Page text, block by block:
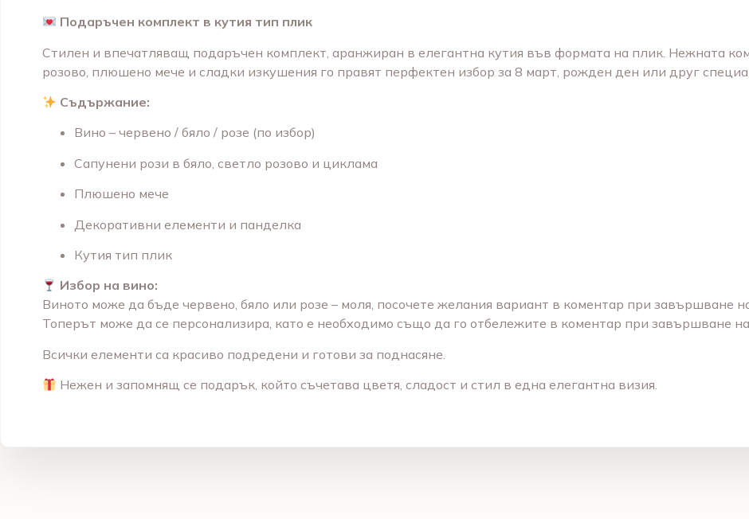
Подаръчен комплект в кутия тип плик
Стилен и впечатляващ подаръчен комплект, аранжиран в елегантна кутия във формата на плик. Нежната
розово, плюшено мече и сладки изкушения го правят перфектен избор за 8 март, рожден ден или друг
Съдържание:
Вино – червено / бяло / розе (по избор)
Сапунени рози в бяло, светло розово и циклама
Плюшено мече
Декоративни елементи и панделка
Кутия тип плик
Избор на вино:
Виното може да бъде червено, бяло или розе – моля, посочете желания вариант в коментар при завършване
Топерът може да се персонализира, като е необходимо също да го отбележите в коментар при завършване
Всички елементи са красиво подредени и готови за поднасяне.
Нежен и запомнящ се подарък, който съчетава цветя, сладост и стил в една елегантна визия.